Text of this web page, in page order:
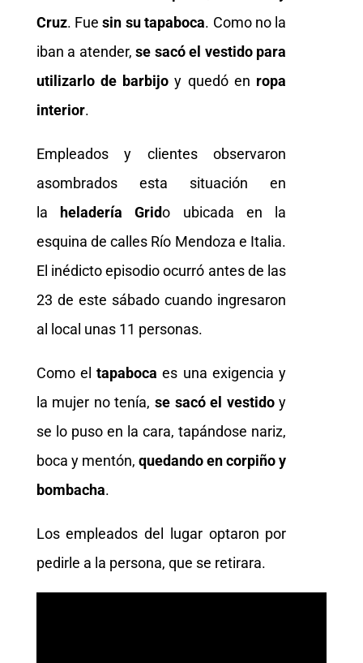
Cruz. Fuesin su tapaboca. Como no la
iban a atender,se sacó el vestido para
utilizarlo de barbijo y quedó en ropa
interior.
Empleados y clientes observaron
asombrados esta situación en
la heladería Grido ubicada en la
esquina de calles Río Mendoza e Italia.
El inédicto episodio ocurró antes de las
23 de este sábado cuando ingresaron
al local unas 11 personas.
Como eltapaboca es una exigencia y
la mujer no tenía, se sacó el vestidoy
se lo puso en la cara, tapándose nariz,
boca y mentón, quedando en corpiño y
bombacha.
Los empleados del lugar optaron por
pedirle a la persona, que se retirara.